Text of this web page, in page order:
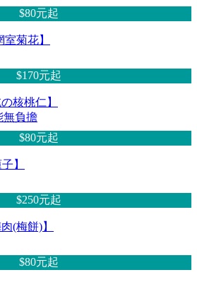
$80元起
菊花】
$170元起
核桃仁】
無負擔
$80元起
】
$250元起
(梅餅)】
$80元起